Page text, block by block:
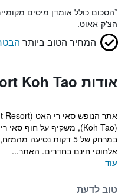
*הסכום כולל אומדן מיסים
הצ'ק-אאוט.
המחיר הטוב ביותר
אודות Sairee Hut Resort Koh Tao
במרחק של 5 דקות נסיעה
אלחוטי חינם בחדרים. האתר...
עוד
טוב לדעת